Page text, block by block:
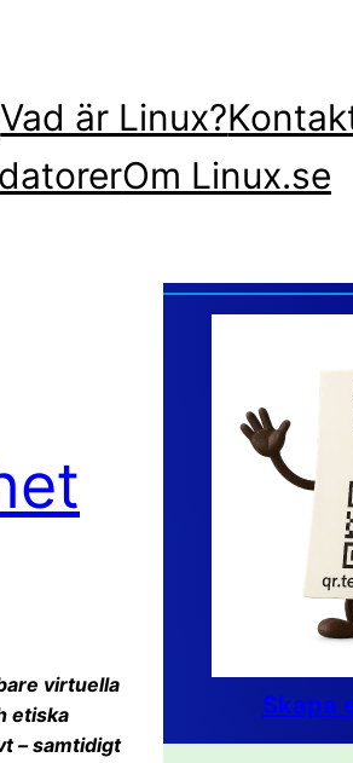
Vad är Linux?
Om Linux.se
virtuella
etiska
– samtidigt
Skapa